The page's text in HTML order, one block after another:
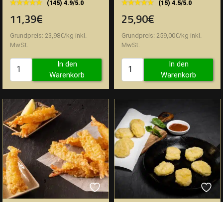
★★★★★
★★★★★ (145) 4.9/5.0
11,39€
Grundpreis: 23,98€/kg inkl.
MwSt.
In den
Warenkorb
★★★★★
★★★★★ (15) 4.5/5.0
25,90€
Grundpreis: 259,00€/kg inkl.
MwSt.
In den
Warenkorb